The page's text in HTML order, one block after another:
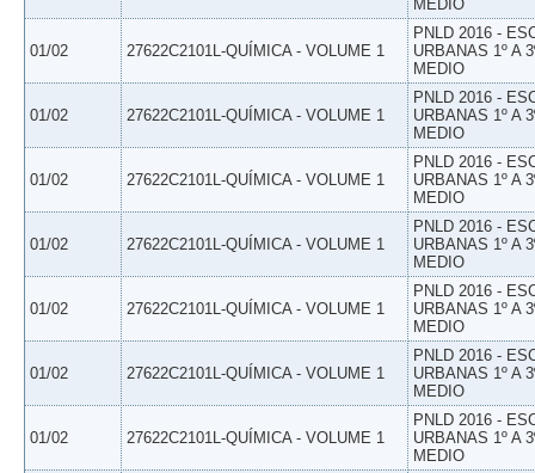
MEDIO
01/02 27622C2101L-QUÍMICA - VOLUME 1
PNLD 2016 -
URBANAS 1º A
MEDIO
01/02 27622C2101L-QUÍMICA - VOLUME 1
PNLD 2016 -
URBANAS 1º A
MEDIO
01/02 27622C2101L-QUÍMICA - VOLUME 1
PNLD 2016 -
URBANAS 1º A
MEDIO
01/02 27622C2101L-QUÍMICA - VOLUME 1
PNLD 2016 -
URBANAS 1º A
MEDIO
01/02 27622C2101L-QUÍMICA - VOLUME 1
PNLD 2016 -
URBANAS 1º A
MEDIO
01/02 27622C2101L-QUÍMICA - VOLUME 1
PNLD 2016 -
URBANAS 1º A
MEDIO
01/02 27622C2101L-QUÍMICA - VOLUME 1
PNLD 2016 -
URBANAS 1º A
MEDIO